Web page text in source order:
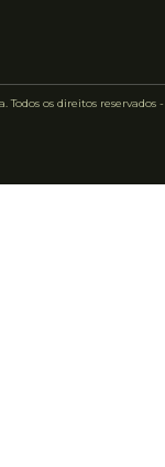
os direitos